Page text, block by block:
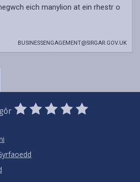
eich manylion at ein rhestr o
BUSINESSENGAGEMENT@SIRGAR.GOV.UK
1
Star
2
Stars
3
Stars
4
Stars
5
Stars